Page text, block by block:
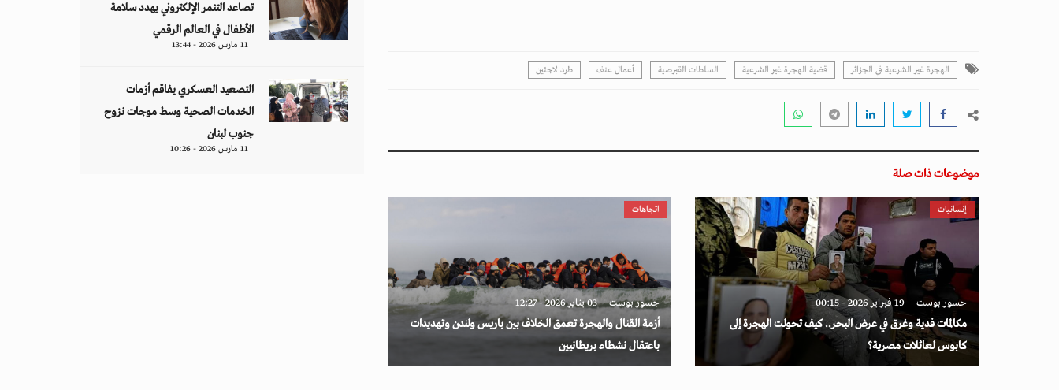
الهجرة غير الشرعية في الجزائر قضية الهجرة غير الشرعية السلطات القبرصية أعمال عنف طرد لاجئين
موضوعات ذات صلة
إنسانيات
جسور بوست 19 فبراير 2026 - 00:15
مكالمات فدية وغرق في عرض البحر.. كيف تحولت الهجرة إلى
كابوس لعائلات مصرية؟
اتجاهات
جسور بوست 03 يناير 2026 - 12:27
أزمة القنال والهجرة تعمق الخلاف بين باريس ولندن وتهديدات
باعتقال نشطاء بريطانيين
تصاعد التنمر الإلكتروني يهدد سلامة
الأطفال في العالم الرقمي
11 مارس 2026 - 13:44
التصعيد العسكري يفاقم أزمات
الخدمات الصحية وسط موجات نزوح
جنوب لبنان
11 مارس 2026 - 10:26